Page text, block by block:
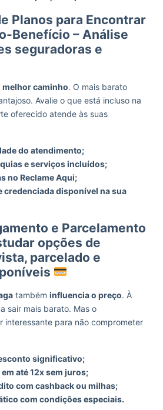
Planos para Encontrar
Benefício – Análise
seguradoras e
melhor caminho. O mais barato
Avalie o que está incluso na
oferecido atende às suas
do atendimento;
e serviços incluídos;
no Reclame Aqui;
credenciada disponível na sua
e Parcelamento
opções de
parcelado e
também influencia o preço. À
sair mais barato. Mas o
interessante para não comprometer
significativo;
até 12x sem juros;
com cashback ou milhas;
com condições especiais.